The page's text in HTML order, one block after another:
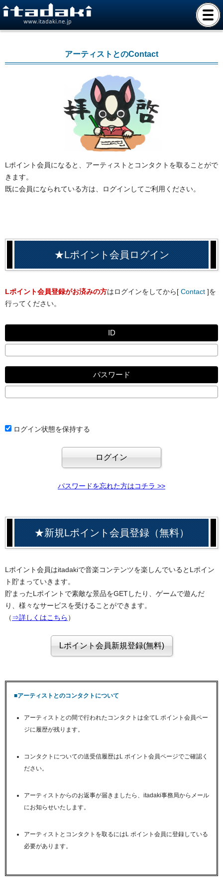
www.itadaki.ne.jp
アーティストとのContact
Lポイント会員になると、アーティストとコンタクトを取ることがで
きます。
既に会員になられている方は、ログインしてご利用ください。
★Lポイント会員ログイン
Lポイント会員登録がお済みの方はログインをしてから[ Contact ]を
行ってください。
ID
パスワード
ログイン状態を保持する
パスワードを忘れた方はコチラ >>
★新規Lポイント会員登録（無料）
Lポイント会員はitadakiで音楽コンテンツを楽しんでいるとLポイン
ト貯まっていきます。
貯まったLポイントで素敵な景品をGETしたり、ゲームで遊んだ
り、様々なサービスを受けることができます。
（ ⇒詳しくはこちら ）
■アーティストとのコンタクトについて
アーティストとの間で行われたコンタクトは全てL ポイント会員ペー
ジに履歴が残ります。
コンタクトについての送受信履歴はL ポイント会員ページでご確認く
ださい。
アーティストからのお返事が届きましたら、itadaki事務局からメール
にお知らせいたします。
アーティストとコンタクトを取るにはL ポイント会員に登録している
必要があります。